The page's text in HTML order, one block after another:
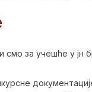
смо за учешће у јн